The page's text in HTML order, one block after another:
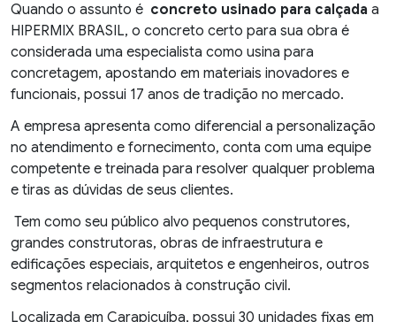
Quando o assunto é concreto usinado para calçada a
HIPERMIX BRASIL, o concreto certo para sua obra é
considerada uma especialista como usina para
concretagem, apostando em materiais inovadores e
funcionais, possui 17 anos de tradição no mercado.
A empresa apresenta como diferencial a personalização
no atendimento e fornecimento, conta com uma equipe
competente e treinada para resolver qualquer problema
e tiras as dúvidas de seus clientes.
Tem como seu público alvo pequenos construtores,
grandes construtoras, obras de infraestrutura e
edificações especiais, arquitetos e engenheiros, outros
segmentos relacionados à construção civil.
Localizada em Carapicuíba, possui 30 unidades fixas em